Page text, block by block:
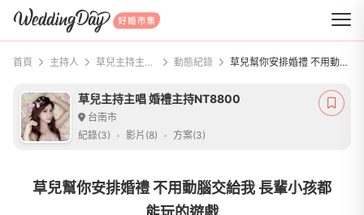
WeddingDay 好婚市集
首頁 主持人 草兒主持主唱 婚禮主持NT8800 動態紀錄 草兒幫你安排婚禮 不用動腦交給我 長輩小孩都能玩的遊戲
草兒主持主唱 婚禮主持NT8800
台南市
紀錄(3)
影片(8) 方案(3)
草兒幫你安排婚禮 不用動腦交給我 長輩小孩都